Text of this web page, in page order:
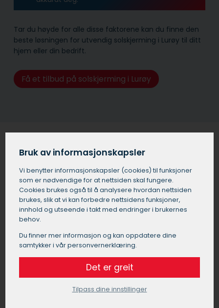
Tar du høyde for alle disse faktorene kan du finne den
beste løsningen for utvendig solskjerming i Lurøy til ditt
hjem eller din bedrift.
Få et tilbud på solskjerming i Lurøy
Solskjerming for bedrifter og
kontorer i Lurøy
Utvendig solskjerming i Lurøy er ikke bare viktig for
boliger, men også for de som driver næring, som f.eks.
butikklokaler og kontorer. Noen av de viktigste fordelene
Lurøy er:
Forbedret komfort:
Solskjerming i Lurøy reduserer blending og
varmeoppbygging som igjen skaper et mer
Bruk av informasjonskapsler
Vi benytter informasjons­kapsler (cookies) til funksjoner
som er nødvendige for at nettsiden skal fungere.
Cookies brukes også til å analysere hvordan nettsiden
brukes, slik at vi kan forbedre nettsidens funksjoner,
innhold og utseende i takt med endringer i brukernes
behov.
Du finner mer informasjon og kan oppdatere dine
samtykker i vår personvernerklæring.
Det er greit
Tilpass dine innstillinger